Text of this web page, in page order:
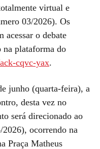
virtual e
03/2026). Os
acessar o debate
plataforma do
cqvc-yax.
junho (quarta-feira), a
desta vez no
será direcionado ao
ocorrendo na
Praça Matheus